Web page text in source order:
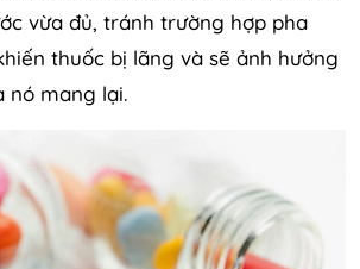
vừa đủ, tránh trường hợp pha
thuốc bị lãng và sẽ ảnh hưởng
nó mang lại.